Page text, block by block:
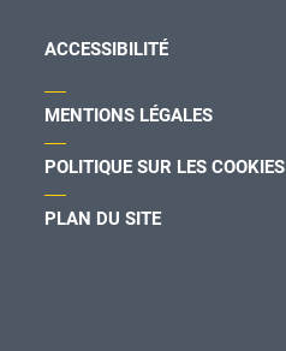
ACCESSIBILITÉ
MENTIONS LÉGALES
POLITIQUE SUR LES COOKIES
PLAN DU SITE